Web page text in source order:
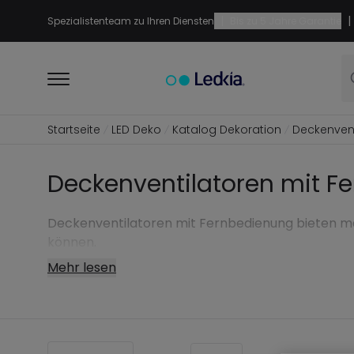
Spezialistenteam zu Ihren Diensten |
Startseite LED Deko Katalog Dekoration
Deckenventilatoren mit
Deckenventilatoren mit Fernbedienung bieten
Mehr lesen